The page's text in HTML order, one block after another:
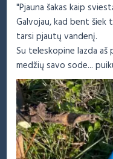
"Pjauna šakas kaip
Galvojau, kad bent
tarsi pjautų vandenį.
Su teleskopine lazda aš
medžių savo sode...